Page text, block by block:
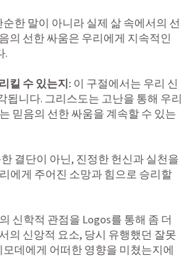
한 말이 아니라 실제 삶 속에서의 선
의 선한 싸움은 우리에게 지속적인
.
킬 수 있는지: 이 구절에서는 우리 신
됩니다. 그리스도는 고난을 통해 우리
믿음의 선한 싸움을 계속할 수 있는
결단이 아닌, 진정한 헌신과 실천을
에게 주어진 소망과 힘으로 승리할
신학적 관점을 Logos를 통해 좀 더
의 신앙적 요소, 당시 유행했던 잘못
데에게 어떠한 영향을 미쳤는지에